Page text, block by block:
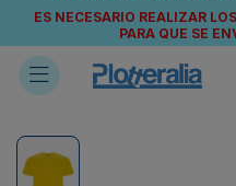
ES NECESARIO REALIZAR
PARA QUE SE